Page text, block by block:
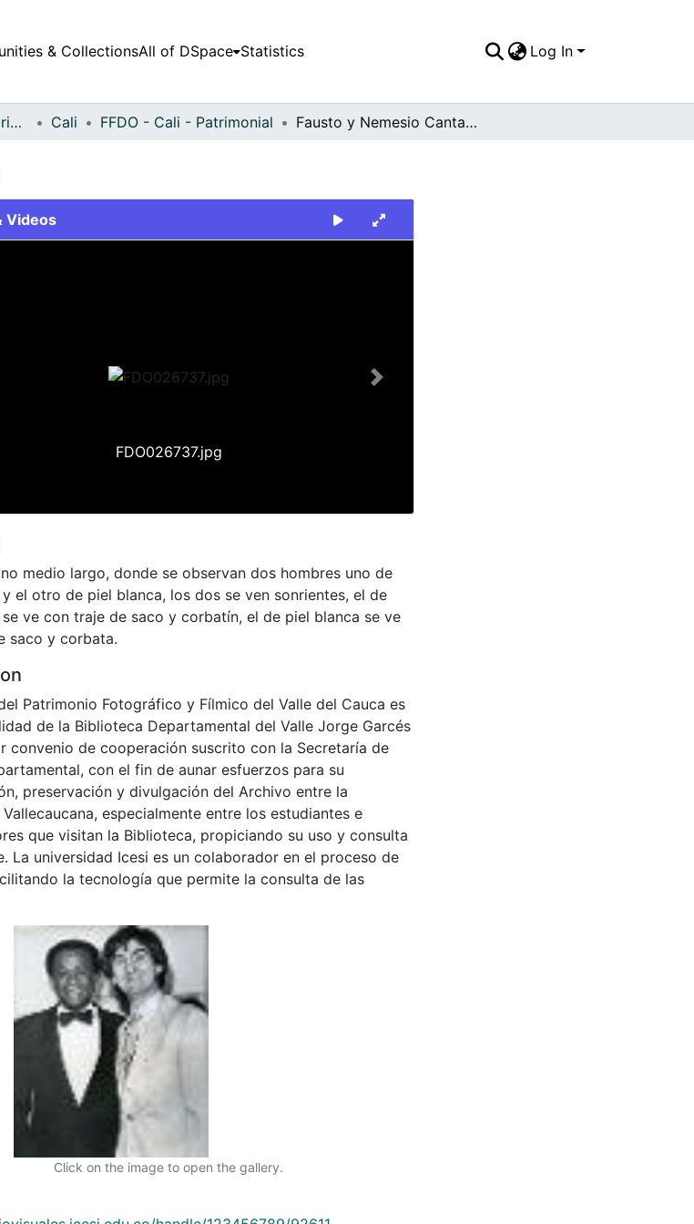
& CollectionsAll of DSpace Statistics Log In
Fondo Fotográfico Diario Occidente Cali FFDO - Cali - Patrimonial Fausto y Nemesio Cantantes
Videos
FDO026737.jpg
Next
medio largo, donde se observan dos hombres uno de
el otro de piel blanca, los dos se ven sonrientes, el de
ve con traje de saco y corbatín, el de piel blanca se ve
saco y corbata.
Patrimonio Fotográfico y Fílmico del Valle del Cauca es
de la Biblioteca Departamental del Valle Jorge Garcés
convenio de cooperación suscrito con la Secretaría de
con el fin de aunar esfuerzos para su
preservación y divulgación del Archivo entre la
especialmente entre los estudiantes e
que visitan la Biblioteca, propiciando su uso y consulta
La universidad Icesi es un colaborador en el proceso de
la tecnología que permite la consulta de las
Click on the image to open the gallery.